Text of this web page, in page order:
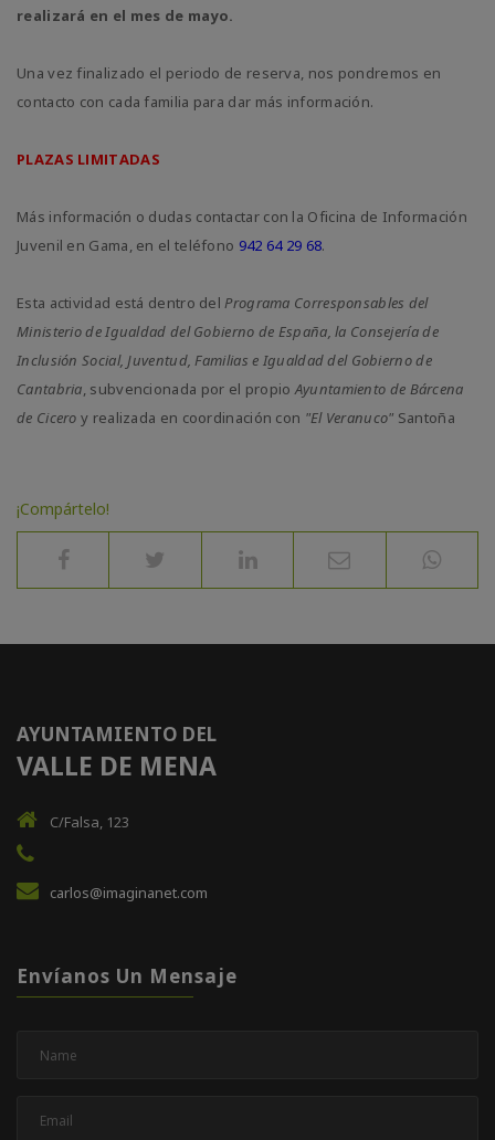
realizará en el mes de mayo.
Una vez finalizado el periodo de reserva, nos pondremos en
contacto con cada familia para dar más información.
PLAZAS LIMITADAS
Más información o dudas contactar con la Oficina de Información
Juvenil en Gama, en el teléfono 942 64 29 68.
Esta actividad está dentro delPrograma Corresponsables del
Ministerio de Igualdad del Gobierno de España, la Consejería de
Inclusión Social, Juventud, Familias e Igualdad del Gobierno de
Cantabria, subvencionada por el propioAyuntamiento de Bárcena
de Cicero y realizada en coordinación con "El Veranuco" Santoña
¡Compártelo!
AYUNTAMIENTO DEL
VALLE DE MENA
C/Falsa, 123
carlos@imaginanet.com
Envíanos Un Mensaje